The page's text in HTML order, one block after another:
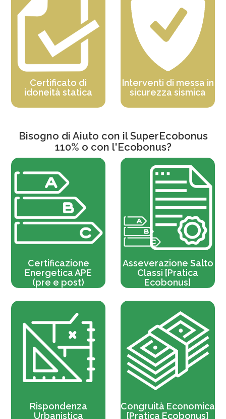
Certificato di
idoneità statica
Interventi di messa in
sicurezza sismica
Bisogno di Aiuto con ilSuperEcobonus
110% o con l'Ecobonus?
Certificazione
Energetica APE
(pre e post)
Asseverazione Salto
Classi [Pratica
Ecobonus]
Rispondenza
Urbanistica
Congruità Economica
[Pratica Ecobonus]